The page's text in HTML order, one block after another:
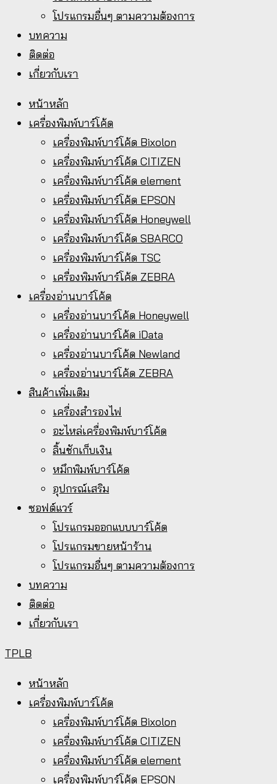
โปรแกรมอื่นๆ ตามความต้องการ
บทความ
ติดต่อ
เกี่ยวกับเรา
หน้าหลัก
เครื่องพิมพ์บาร์โค้ด
เครื่องพิมพ์บาร์โค้ด Bixolon
เครื่องพิมพ์บาร์โค้ด CITIZEN
เครื่องพิมพ์บาร์โค้ด element
เครื่องพิมพ์บาร์โค้ด EPSON
เครื่องพิมพ์บาร์โค้ด Honeywell
เครื่องพิมพ์บาร์โค้ด SBARCO
เครื่องพิมพ์บาร์โค้ด TSC
เครื่องพิมพ์บาร์โค้ด ZEBRA
เครื่องอ่านบาร์โค้ด
เครื่องอ่านบาร์โค้ด Honeywell
เครื่องอ่านบาร์โค้ด iData
เครื่องอ่านบาร์โค้ด Newland
เครื่องอ่านบาร์โค้ด ZEBRA
สินค้าเพิ่มเติม
เครื่องสำรองไฟ
อะไหล่เครื่องพิมพ์บาร์โค้ด
ลิ้นชักเก็บเงิน
หมึกพิมพ์บาร์โค้ด
อุปกรณ์เสริม
ซอฟต์แวร์
โปรแกรมออกแบบบาร์โค้ด
โปรแกรมขายหน้าร้าน
โปรแกรมอื่นๆ ตามความต้องการ
บทความ
ติดต่อ
เกี่ยวกับเรา
TPLB
หน้าหลัก
เครื่องพิมพ์บาร์โค้ด
เครื่องพิมพ์บาร์โค้ด Bixolon
เครื่องพิมพ์บาร์โค้ด CITIZEN
เครื่องพิมพ์บาร์โค้ด element
เครื่องพิมพ์บาร์โค้ด EPSON